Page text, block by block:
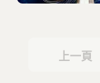
上一頁
上一頁